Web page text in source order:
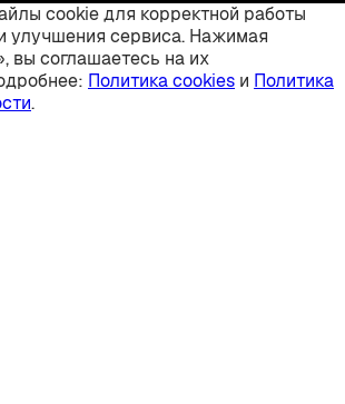
cookie для корректной работы
улучшения сервиса. Нажимая
вы соглашаетесь на их
Политика cookies и Политика
.